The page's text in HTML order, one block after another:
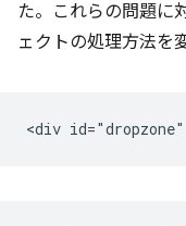
た。これらの問題に
ェクトの処理方法を